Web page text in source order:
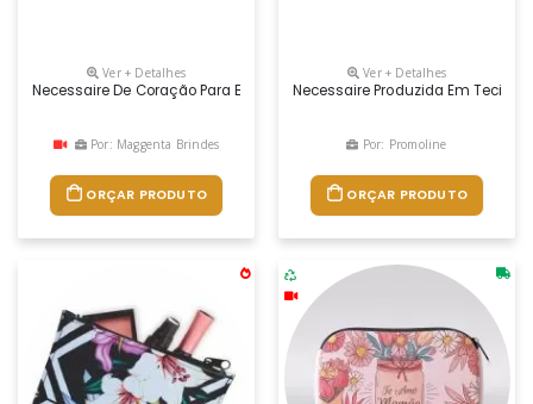
Ver + Detalhes
Necessaire De Coração Para Brindes Personalizados
Por: Maggenta Brindes
ORÇAR PRODUTO
Ver + Detalhes
Necessaire Produzida Em Tecido
Por: Promoline
ORÇAR PRODUTO